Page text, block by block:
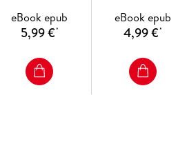
eBook epub
5,99 €*
eBook epub
4,99 €*